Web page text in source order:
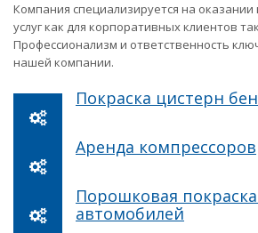
Компания специализируется на оказании
услуг как для корпоративных клиентов
Профессионализм и ответственность
нашей компании.
Покраска цистерн
Аренда компрессоров
Порошковая
автомобилей